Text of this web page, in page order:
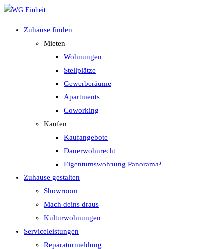
Zum
springen
Zuhause finden
Mieten
Wohnungen
Stellplätze
Gewerberäume
Apartments
Coworking
Kaufen
Kaufangebote
Dauerwohnrecht
Eigentumswohnung Panorama³
Zuhause gestalten
Showroom
Mach deins draus
Kulturwohnungen
Serviceleistungen
Reparaturmeldung